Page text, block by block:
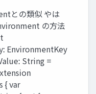
との類似 やは
の方法
EnvironmentKey
String =
{ var